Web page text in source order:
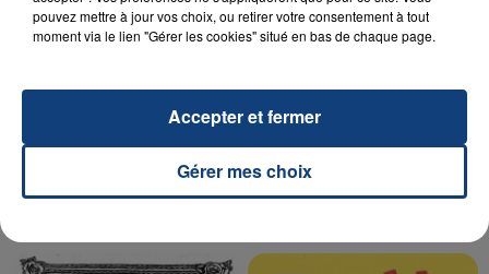
UNE ADOLESCENTE DEVANT SE FAIRE
OPÉRER DE LA CHEVILLE RESSORT DE LA...
La famille a porté plainte contre la clinique qui a
reconnu sa responsabilité et présenté ses
excuses.
pouvez mettre à jour vos choix, ou retirer votre consentement à tout
moment via le lien "Gérer les cookies" situé en bas de chaque page.
Gérer mes choix
Accepter et fermer